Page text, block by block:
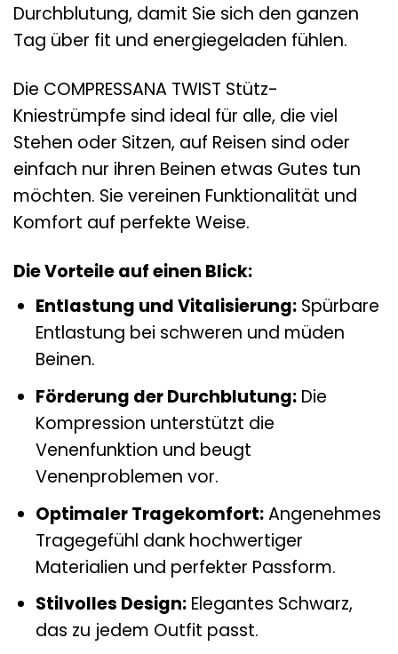
Durchblutung, damit Sie sich den ganzen
Tag über fit und energiegeladen fühlen.
Die COMPRESSANA TWIST Stütz-
Kniestrümpfe sind ideal für alle, die viel
Stehen oder Sitzen, auf Reisen sind oder
einfach nur ihren Beinen etwas Gutes tun
möchten. Sie vereinen Funktionalität und
Komfort auf perfekte Weise.
Die Vorteile auf einen Blick:
Entlastung und Vitalisierung:Spürbare
Entlastung bei schweren und müden
Beinen.
Förderung der Durchblutung:Die
Kompression unterstützt die
Venenfunktion und beugt
Venenproblemen vor.
Optimaler Tragekomfort:Angenehmes
Tragegefühl dank hochwertiger
Materialien und perfekter Passform.
Stilvolles Design:Elegantes Schwarz,
das zu jedem Outfit passt.